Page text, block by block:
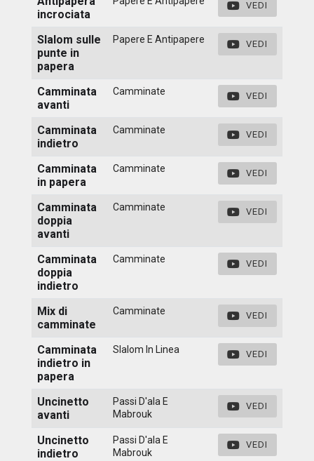
incrociata
VEDI
Slalom sulle
punte in
papera
Papere E Antipapere VEDI
Camminata
avanti
Camminate VEDI
Camminata
indietro
Camminate VEDI
Camminata
in papera
Camminate VEDI
Camminata
doppia
avanti
Camminate VEDI
Camminata
doppia
indietro
Camminate VEDI
Mix di
camminate
Camminate VEDI
Camminata
indietro in
papera
Slalom In Linea VEDI
Uncinetto
avanti
Passi D'ala E
Mabrouk
VEDI
Uncinetto
indietro
Passi D'ala E
Mabrouk
VEDI